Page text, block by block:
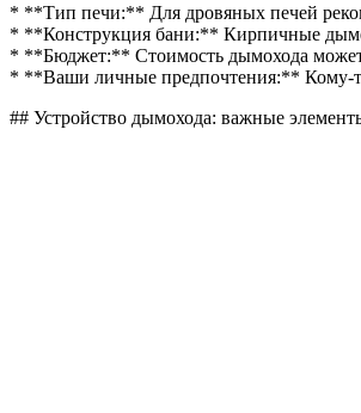
* **Тип печи:** Для дровяных печей
* **Конструкция бани:** Кирпичные
* **Бюджет:** Стоимость дымохода может
* **Ваши личные предпочтения:** Кому-
## Устройство дымохода: важные